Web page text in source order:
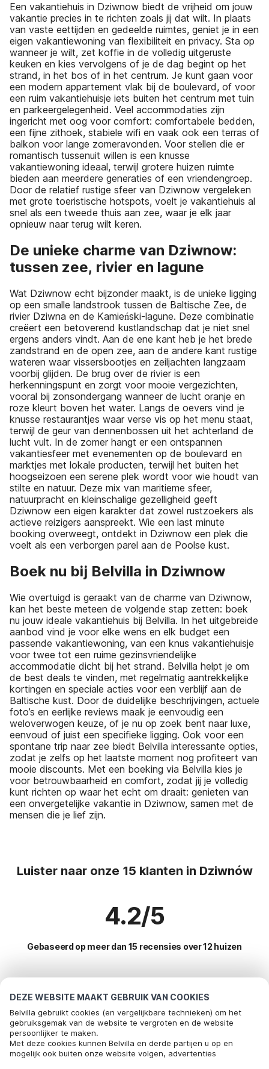
DEZE WEBSITE MAAKT GEBRUIK VAN COOKIES
Belvilla gebruikt cookies (en vergelijkbare technieken) om het
gebruiksgemak van de website te vergroten en de website
persoonlijker te maken.
Met deze cookies kunnen Belvilla en derde partijen u op en
mogelijk ook buiten onze website volgen, advertenties
Een vakantiehuis in Dziwnow biedt de vrijheid om jouw
vakantie precies in te richten zoals jij dat wilt. In plaats
van vaste eettijden en gedeelde ruimtes, geniet je in een
eigen vakantiewoning van flexibiliteit en privacy. Sta op
wanneer je wilt, zet koffie in de volledig uitgeruste
keuken en kies vervolgens of je de dag begint op het
strand, in het bos of in het centrum. Je kunt gaan voor
een modern appartement vlak bij de boulevard, of voor
een ruim vakantiehuisje iets buiten het centrum met tuin
en parkeergelegenheid. Veel accommodaties zijn
ingericht met oog voor comfort: comfortabele bedden,
een fijne zithoek, stabiele wifi en vaak ook een terras of
balkon voor lange zomeravonden. Voor stellen die er
romantisch tussenuit willen is een knusse
vakantiewoning ideaal, terwijl grotere huizen ruimte
bieden aan meerdere generaties of een vriendengroep.
Door de relatief rustige sfeer van Dziwnow vergeleken
met grote toeristische hotspots, voelt je vakantiehuis al
snel als een tweede thuis aan zee, waar je elk jaar
opnieuw naar terug wilt keren.
De unieke charme van Dziwnow:
tussen zee, rivier en lagune
Wat Dziwnow echt bijzonder maakt, is de unieke ligging
op een smalle landstrook tussen de Baltische Zee, de
rivier Dziwna en de Kamieński-lagune. Deze combinatie
creëert een betoverend kustlandschap dat je niet snel
ergens anders vindt. Aan de ene kant heb je het brede
zandstrand en de open zee, aan de andere kant rustige
wateren waar vissersbootjes en zeiljachten langzaam
voorbij glijden. De brug over de rivier is een
herkenningspunt en zorgt voor mooie vergezichten,
vooral bij zonsondergang wanneer de lucht oranje en
roze kleurt boven het water. Langs de oevers vind je
knusse restaurantjes waar verse vis op het menu staat,
terwijl de geur van dennenbossen uit het achterland de
lucht vult. In de zomer hangt er een ontspannen
vakantiesfeer met evenementen op de boulevard en
marktjes met lokale producten, terwijl het buiten het
hoogseizoen een serene plek wordt voor wie houdt van
stilte en natuur. Deze mix van maritieme sfeer,
natuurpracht en kleinschalige gezelligheid geeft
Dziwnow een eigen karakter dat zowel rustzoekers als
actieve reizigers aanspreekt. Wie een last minute
booking overweegt, ontdekt in Dziwnow een plek die
voelt als een verborgen parel aan de Poolse kust.
Boek nu bij Belvilla in Dziwnow
Wie overtuigd is geraakt van de charme van Dziwnow,
kan het beste meteen de volgende stap zetten: boek
nu jouw ideale vakantiehuis bij Belvilla. In het uitgebreide
aanbod vind je voor elke wens en elk budget een
passende vakantiewoning, van een knus vakantiehuisje
voor twee tot een ruime gezinsvriendelijke
accommodatie dicht bij het strand. Belvilla helpt je om
de best deals te vinden, met regelmatig aantrekkelijke
kortingen en speciale acties voor een verblijf aan de
Baltische kust. Door de duidelijke beschrijvingen, actuele
foto’s en eerlijke reviews maak je eenvoudig een
weloverwogen keuze, of je nu op zoek bent naar luxe,
eenvoud of juist een specifieke ligging. Ook voor een
spontane trip naar zee biedt Belvilla interessante opties,
zodat je zelfs op het laatste moment nog profiteert van
mooie discounts. Met een boeking via Belvilla kies je
voor betrouwbaarheid en comfort, zodat jij je volledig
kunt richten op waar het echt om draait: genieten van
een onvergetelijke vakantie in Dziwnow, samen met de
mensen die je lief zijn.
Luister naar onze 15 klanten in Dziwnów
4.2/5
Gebaseerd op meer dan 15 recensies over 12 huizen
Meest populaire bestemmingen voor
vakantie
Top steden met top voorzieningen voor vakantie
Vakantiehuis op een vakantiepark rusinowo
Populaire voorzieningen voor vakantie in Dziwnow